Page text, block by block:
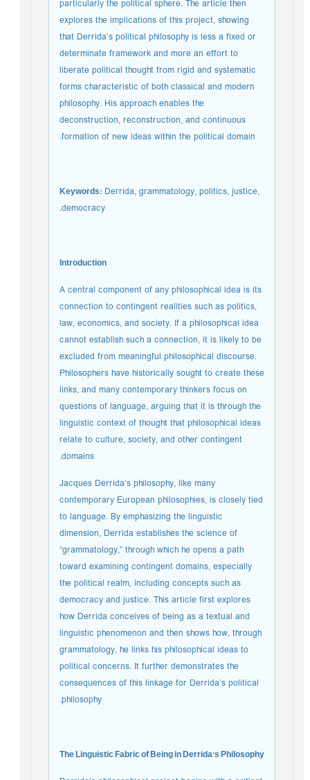
particularly the political sphere. The article then
explores the implications of this project, showing
that Derrida’s political philosophy is less a fixed or
determinate framework and more an effort to
liberate political thought from rigid and systematic
forms characteristic of both classical and modern
philosophy. His approach enables the
deconstruction, reconstruction, and continuous
formation of new ideas within the political domain.
Keywords: Derrida, grammatology, politics, justice,
democracy.
Introduction
A central component of any philosophical idea is its
connection to contingent realities such as politics,
law, economics, and society. If a philosophical idea
cannot establish such a connection, it is likely to be
excluded from meaningful philosophical discourse.
Philosophers have historically sought to create these
links, and many contemporary thinkers focus on
questions of language, arguing that it is through the
linguistic context of thought that philosophical ideas
relate to culture, society, and other contingent
domains.
Jacques Derrida’s philosophy, like many
contemporary European philosophies, is closely tied
to language. By emphasizing the linguistic
dimension, Derrida establishes the science of
“grammatology,” through which he opens a path
toward examining contingent domains, especially
the political realm, including concepts such as
democracy and justice. This article first explores
how Derrida conceives of being as a textual and
linguistic phenomenon and then shows how, through
grammatology, he links his philosophical ideas to
political concerns. It further demonstrates the
consequences of this linkage for Derrida’s political
philosophy.
The Linguistic Fabric of Being in Derrida’s Philosophy